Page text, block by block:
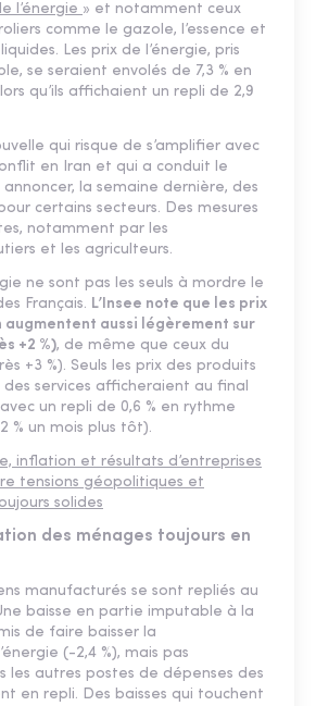
l’énergie » et notamment ceux
comme le gazole, l’essence et
Les prix de l’énergie, pris
se seraient envolés de 7,3 % en
qu’ils affichaient un repli de 2,9
qui risque de s’amplifier avec
en Iran et qui a conduit le
la semaine dernière, des
certains secteurs. Des mesures
notamment par les
et les agriculteurs.
ne sont pas les seuls à mordre le
Français. L’Insee note que les prix
augmentent aussi légèrement sur
+2 %), de même que ceux du
+3 %). Seuls les prix des produits
services afficheraient au final
un repli de 0,6 % en rythme
% un mois plus tôt).
inflation et résultats d’entreprises
tensions géopolitiques et
solides
des ménages toujours en
manufacturés se sont repliés au
baisse en partie imputable à la
de faire baisser la
(-2,4 %), mais pas
les autres postes de dépenses des
en repli. Des baisses qui touchent